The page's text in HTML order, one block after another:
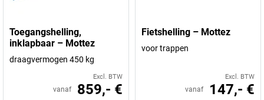
Toegangshelling,
inklapbaar – Mottez
draagvermogen 450 kg
Excl. BTW
vanaf 859,- €
Fietshelling – Mottez
voor trappen
Excl. BTW
vanaf 147,- €